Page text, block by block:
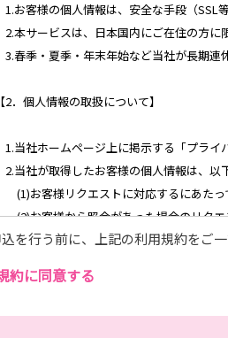
1.お客様の個人情報は、安全な手段（SSL
2.本サービスは、日本国内にご在住の方に
3.春季・夏季・年末年始など当社が長期連
【2．個人情報の取扱について】
1.当社ホームページ上に掲示する「プライ
2.当社が取得したお客様の個人情報は、以
(1)お客様リクエストに対応するにあたっ
お客様から照会があった場合のリクエ
お客様に不利益を与えないために行う
商品の企画・開発あるいはお客様満足
を行う前に、上記の利用規約をご
約に同意する